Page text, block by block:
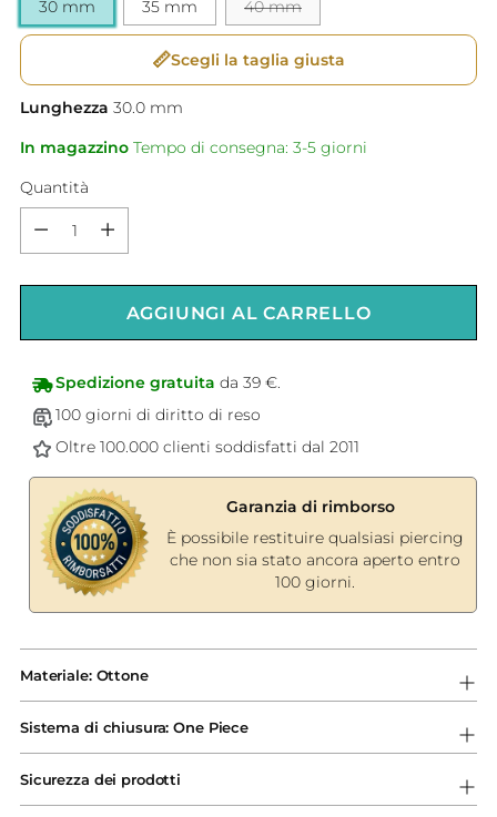
30 mm 35 mm 40 mm
📏Scegli la taglia giusta
Lunghezza 30.0 mm
In magazzino Tempo di consegna: 3-5 giorni
Quantità
AGGIUNGI AL CARRELLO
Spedizione gratuita da 39 €.
100 giorni di diritto di reso
Oltre 100.000 clienti soddisfatti dal 2011
Garanzia di rimborso
È possibile restituire qualsiasi piercing
che non sia stato ancora aperto entro
100 giorni.
prodotto
al
carrello...
Materiale: Ottone
Sistema di chiusura: One Piece
Sicurezza dei prodotti